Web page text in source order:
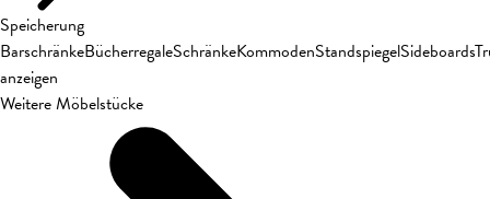
Speicherung
BarschränkeBücherregaleSchränkeKommodenStandspiegelSideboards
anzeigen
Weitere Möbelstücke